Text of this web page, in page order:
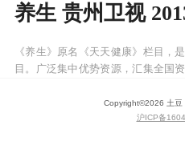
养生 贵州卫视
《养生》原名《天天健康》栏目，
目。广泛集中优势资源，汇集全国
Copyright©2026 土
沪ICP备